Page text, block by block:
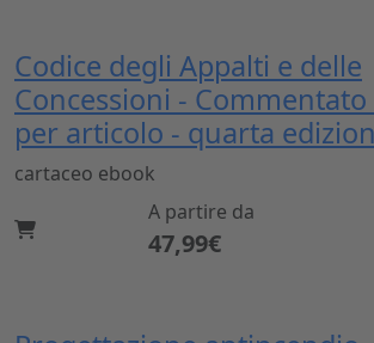
Codice degli Appalti e delle
Concessioni -
per articolo - quarta
cartaceo ebook
A partire da
47,99€